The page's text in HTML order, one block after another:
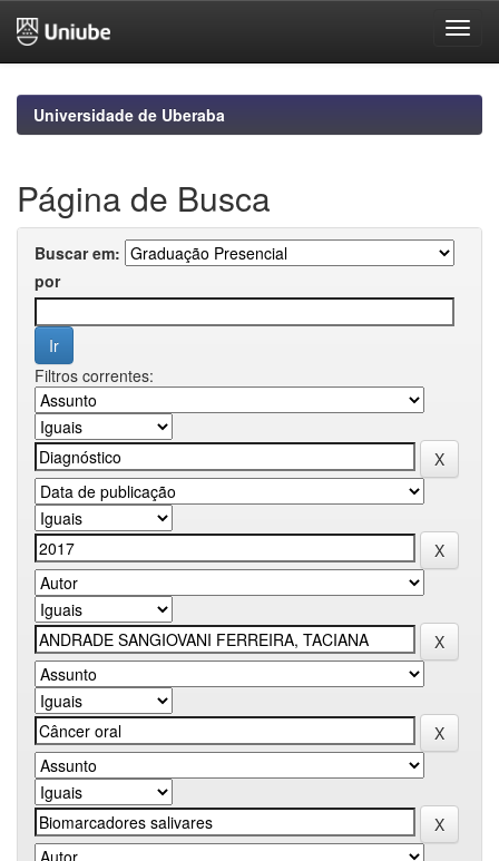
navigationUniversidade de Uberaba
Página de Busca
Buscar em:
por
Filtros correntes: